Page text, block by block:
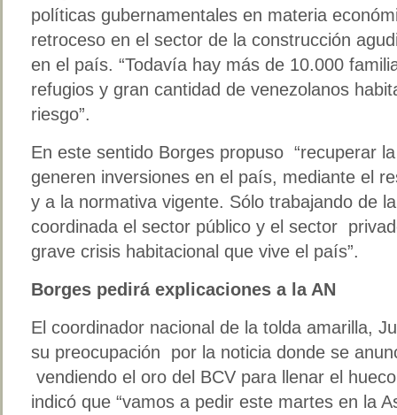
políticas gubernamentales en materia
retroceso en el sector de la construcción
en el país. “Todavía hay más de 10.000
refugios y gran cantidad de venezolanos
riesgo”.
En este sentido Borges propuso “recuperar
generen inversiones en el país, mediante el
y a la normativa vigente. Sólo trabajando de
coordinada el sector público y el sector
grave crisis habitacional que vive el país”.
Borges pedirá explicaciones a la AN
El coordinador nacional de la tolda amarilla,
su preocupación por la noticia donde se
vendiendo el oro del BCV para llenar el
indicó que “vamos a pedir este martes en la